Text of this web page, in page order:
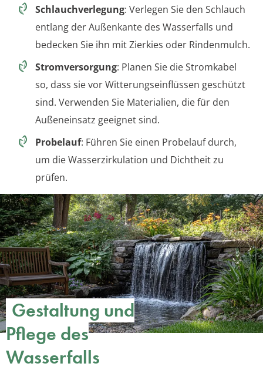
Schlauchverlegung: Verlegen Sie den Schlauch
entlang der Außenkante des Wasserfalls und
bedecken Sie ihn mit Zierkies oder Rindenmulch.
Stromversorgung: Planen Sie die Stromkabel
so, dass sie vor Witterungseinflüssen geschützt
sind. Verwenden Sie Materialien, die für den
Außeneinsatz geeignet sind.
Probelauf: Führen Sie einen Probelauf durch,
um die Wasserzirkulation und Dichtheit zu
prüfen.
Gestaltung und
Pflege des
Wasserfalls